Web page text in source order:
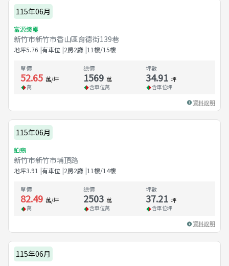
115年06月
富源織璽
新竹市新竹市香山區育德街139巷
地坪5.76 有車位 2房2廳 11樓/15樓
單價
52.65 萬/坪
萬
總價
1569 萬
含車位萬
坪數
34.91 坪
含車位坪
資料說明
115年06月
鉑翡
新竹市新竹市埔頂路
地坪3.91 有車位 2房2廳 11樓/14樓
單價
82.49 萬/坪
萬
總價
2503 萬
含車位萬
坪數
37.21 坪
含車位坪
資料說明
115年06月